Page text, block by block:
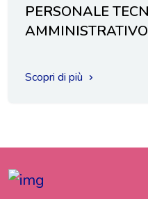
PERSONALE TECNICO-
AMMINISTRATIVO
Scopri di più